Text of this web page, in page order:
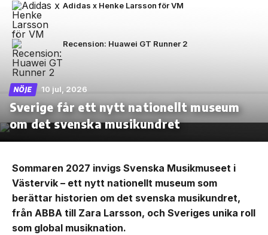
Adidas x Henke Larsson för VM
Recension: Huawei GT Runner 2
NÖJE 10 jul, 2026
Sverige får ett nytt nationellt museum
om det svenska musikundret
Sommaren 2027 invigs Svenska Musikmuseet i
Västervik – ett nytt nationellt museum som
berättar historien om det svenska musikundret,
från ABBA till Zara Larsson, och Sveriges unika roll
som global musiknation.